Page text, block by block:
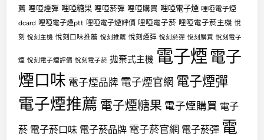
薦 哩啞煙彈 哩啞糖果 哩啞菸彈 哩啞購買 哩啞電子煙 哩啞電子煙
dcard 哩啞電子煙ptt 哩啞電子煙評價 哩啞電子菸 哩啞電子菸主機 悅
刻 悅刻主機 悅刻口味推薦 悅刻推薦 悅刻煙彈 悅刻菸彈 悅刻購買 悅刻電子
煙 悅刻電子煙評價 悅刻電子菸 拋棄式主機 電子煙 電子
煙口味 電子煙品牌 電子煙官網 電子煙彈
電子煙推薦 電子煙糖果 電子煙購買 電子
菸 電子菸口味 電子菸品牌 電子菸官網 電子菸彈 電